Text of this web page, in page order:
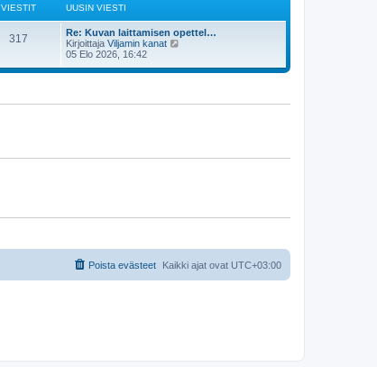
i
u
s
i
v
VIESTIT UUSIN VIESTI
317
Re: Kuvan laittamisen opettel…
Kirjoittaja Viljamin kanat
t
u
i
05 Elo 2026, 16:42
Kaikki ajat ovat UTC+03:00
Poista evästeet